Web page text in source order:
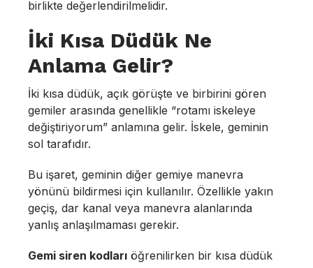
birlikte değerlendirilmelidir.
İki Kısa Düdük Ne
Anlama Gelir?
İki kısa düdük, açık görüşte ve birbirini gören
gemiler arasında genellikle “rotamı iskeleye
değiştiriyorum” anlamına gelir. İskele, geminin
sol tarafıdır.
Bu işaret, geminin diğer gemiye manevra
yönünü bildirmesi için kullanılır. Özellikle yakın
geçiş, dar kanal veya manevra alanlarında
yanlış anlaşılmaması gerekir.
Gemi siren kodları öğrenilirken bir kısa düdük